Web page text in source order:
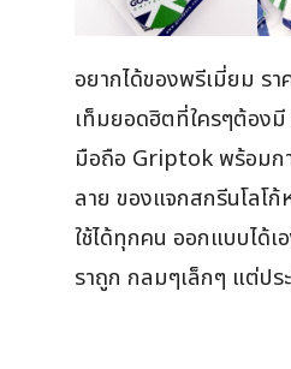
อยากได้ของพรีเมี่ยม รา
เท็มยอดฮิตที่ใครๆต้อง
มือถือ Griptok พร้อมก
ลาย ของแจกสกรีนโลโก้
ใช้ได้ทุกคน ออกแบบได้
ราถูก กลมๆเล็กๆ แต่ประ